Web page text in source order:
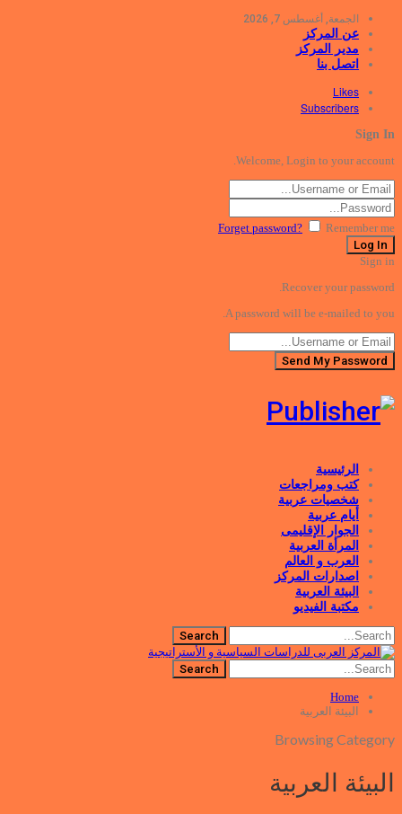
الجمعة, أغسطس 7, 2026
عن المركز
مدير المركز
اتصل بنا
Likes
Subscribers
Sign In
Welcome, Login to your account.
Forget password? Remember me
Sign in
Recover your password.
A password will be e-mailed to you.
الرئيسية
كتب ومراجعات
شخصيات عربية
أيام عربية
الجوار الإقليمى
المرأة العربية
العرب و العالم
اصدارات المركز
البيئة العربية
مكتبة الفيديو
Home
البيئة العربية
Browsing Category
البيئة العربية